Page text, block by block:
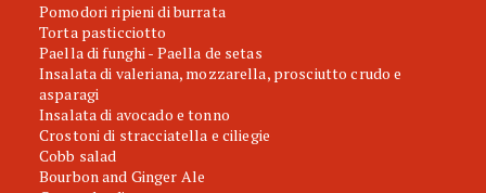
Pomodori ripieni di burrata
Torta pasticciotto
Paella di funghi - Paella de setas
Insalata di valeriana, mozzarella, prosciutto crudo e
asparagi
Insalata di avocado e tonno
Crostoni di stracciatella e ciliegie
Cobb salad
Bourbon and Ginger Ale